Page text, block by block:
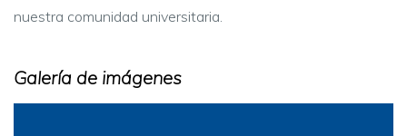
nuestra comunidad universitaria.
Galería de imágenes